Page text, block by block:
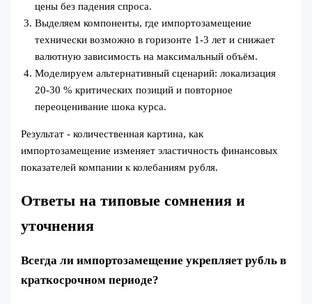
цены без падения спроса.
Выделяем компоненты, где импортозамещение
технически возможно в горизонте 1-3 лет и снижает
валютную зависимость на максимальный объём.
Моделируем альтернативный сценарий: локализация
20-30 % критических позиций и повторное
переоценивание шока курса.
Результат - количественная картина, как
импортозамещение изменяет эластичность финансовых
показателей компании к колебаниям рубля.
Ответы на типовые сомнения и
уточнения
Всегда ли импортозамещение укрепляет рубль в
краткосрочном периоде?